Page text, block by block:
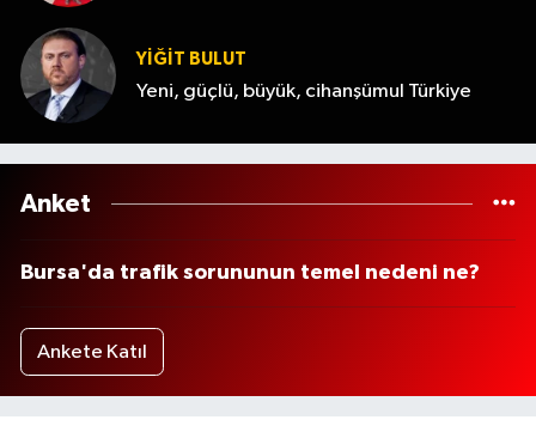
YİĞİT BULUT
Yeni, güçlü, büyük, cihanşümul Türkiye
Anket
Bursa'da trafik sorununun temel nedeni ne?
Ankete Katıl